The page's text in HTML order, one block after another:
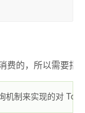
费的，所以需要指
机制来实现的对